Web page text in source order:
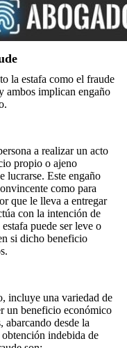
la estafa como el fraude
ambos implican engaño
a realizar un acto
propio o ajeno
lucrarse. Este engaño
como para
que le lleva a entregar
con la intención de
puede ser leve o
si dicho beneficio
incluye una variedad de
un beneficio económico
abarcando desde la
indebida de